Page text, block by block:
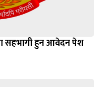
सहभागी हुन आवेदन पेश